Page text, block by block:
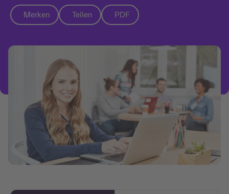
Merken Teilen PDF